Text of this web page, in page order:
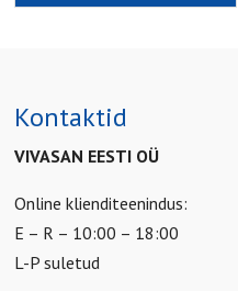
Kontaktid
VIVASAN EESTI OÜ
Online klienditeenindus:
E – R – 10:00 – 18:00
L-P suletud